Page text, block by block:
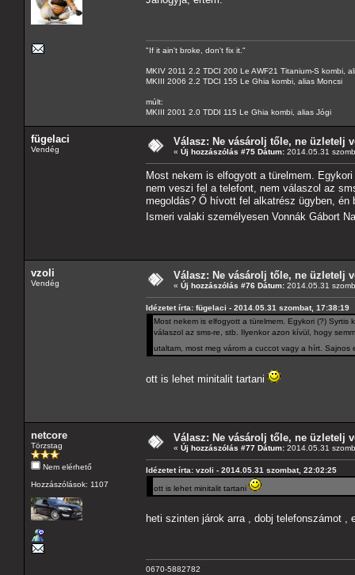
"If it ain't broke, don't fix it."
MKIV 2011 2.2 TDCI 200 Le AWF21 Titanium-S kombi,
MKIII 2006 2.2 TDCI 155 Le Ghia kombi, alias Moncsi
múlt:
MKIII 2001 2.0 TDDI 115 Le Ghia kombi, alias Jógi
fügelaci
Vendég
Válasz: Ne vásárolj tőle, ne üzletelj
« Új hozzászólás #75 Dátum: 2014.05.31
Most nekem is elfogyott a türelmem.
nem veszi fel a telefont, nem válaszol az
megoldás? Ő hívott fel alkatrész ügyben,
Ismeri valaki személyesen Vonnák Gábort
vzoli
Vendég
Válasz: Ne vásárolj tőle, ne üzletelj
« Új hozzászólás #76 Dátum: 2014.05.31
Idézetet írta: fügelaci - 2014.05.31 szombat, 17:38:19
Most nekem is elfogyott a türelmem. Egykori (?)
válaszol az sms-re, stb. Ilyenkor azon kívül, hogy
utaltam, most meg várom a cuccot vagy a hírt.
ott is lehet minitalit tartani
netcore
Törzstag
Nem elérhető
Hozzászólások: 1107
Válasz: Ne vásárolj tőle, ne üzletelj
« Új hozzászólás #77 Dátum: 2014.05.31
Idézetet írta: vzoli - 2014.05.31 szombat, 22:02:25
ott is lehet minitalit tartani
heti szinten járok arra , dobj telefonszámot
0670-5882782